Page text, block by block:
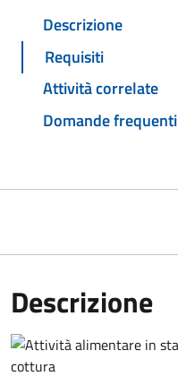
Descrizione
Requisiti
Attività correlate
Domande frequenti
Descrizione